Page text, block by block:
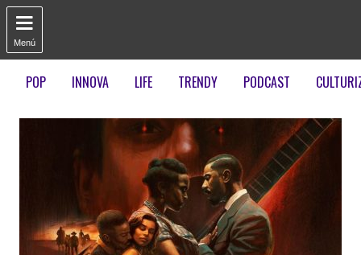

Menú
POP INNOVA LIFE TRENDY PODCAST